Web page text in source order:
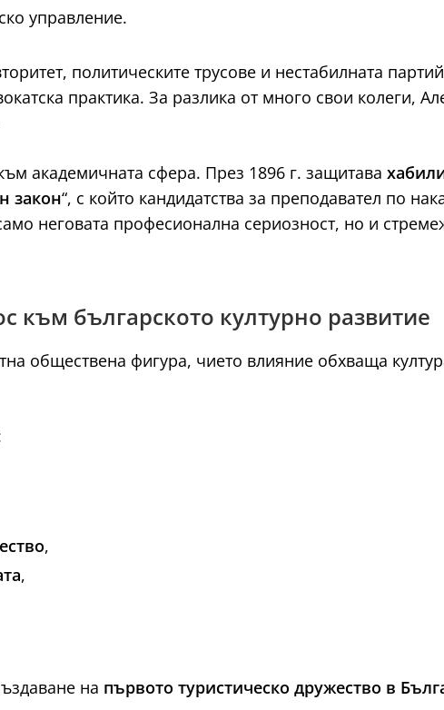
управление.
политическите трусове и нестабилната
практика. За разлика от много свои колеги,
академичната сфера. През 1896 г. защитава
закон“, с който кандидатства за преподавател по
неговата професионална сериозност, но и
към българското културно развитие
обществена фигура, чието влияние обхваща
,
,
на първото туристическо дружество в